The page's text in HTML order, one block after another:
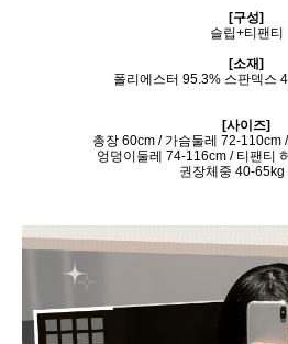
[구성]
슬립+티팬티
[소재]
폴리에스터 95.3% 스판덱스
[사이즈]
총장 60cm / 가슴둘레 72-110cm
엉덩이둘레 74-116cm / 티팬티
권장체중 40-65kg